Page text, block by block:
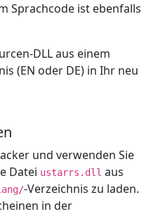
Sprachcode ist ebenfalls
DLL aus einem
(EN oder DE) in Ihr neu
und verwenden Sie
Datei ustarrs.dll aus
-Verzeichnis zu laden.
in der